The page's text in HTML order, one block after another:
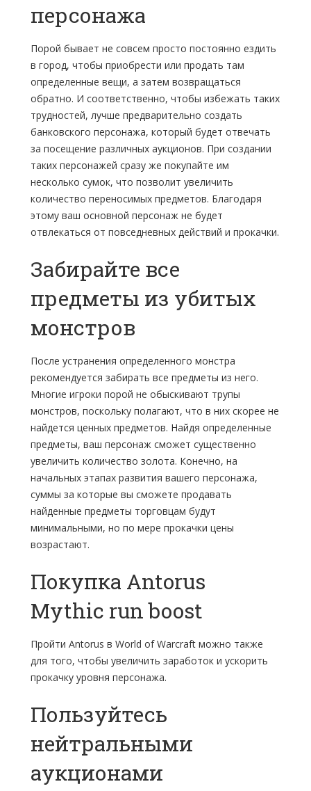
персонажа
Порой бывает не совсем просто постоянно ездить
в город, чтобы приобрести или продать там
определенные вещи, а затем возвращаться
обратно. И соответственно, чтобы избежать таких
трудностей, лучше предварительно создать
банковского персонажа, который будет отвечать
за посещение различных аукционов. При создании
таких персонажей сразу же покупайте им
несколько сумок, что позволит увеличить
количество переносимых предметов. Благодаря
этому ваш основной персонаж не будет
отвлекаться от повседневных действий и прокачки.
Забирайте все
предметы из убитых
монстров
После устранения определенного монстра
рекомендуется забирать все предметы из него.
Многие игроки порой не обыскивают трупы
монстров, поскольку полагают, что в них скорее не
найдется ценных предметов. Найдя определенные
предметы, ваш персонаж сможет существенно
увеличить количество золота. Конечно, на
начальных этапах развития вашего персонажа,
суммы за которые вы сможете продавать
найденные предметы торговцам будут
минимальными, но по мере прокачки цены
возрастают.
Покупка Antorus
Mythic run boost
Пройти Antorus в World of Warcraft можно также
для того, чтобы увеличить заработок и ускорить
прокачку уровня персонажа.
Пользуйтесь
нейтральными
аукционами